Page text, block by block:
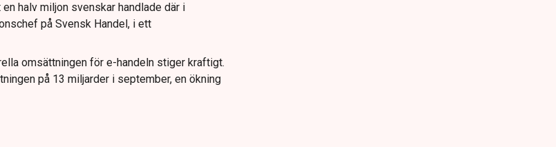
halv miljon svenskar handlade där i
på Svensk Handel, i ett
omsättningen för e-handeln stiger kraftigt.
på 13 miljarder i september, en ökning